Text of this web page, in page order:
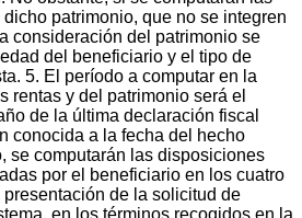
patrimonio, que no se integren
consideración del patrimonio se
del beneficiario y el tipo de
5. El período a computar en la
rentas y del patrimonio será el
de la última declaración fiscal
conocida a la fecha del hecho
se computarán las disposiciones
por el beneficiario en los cuatro
de la solicitud de